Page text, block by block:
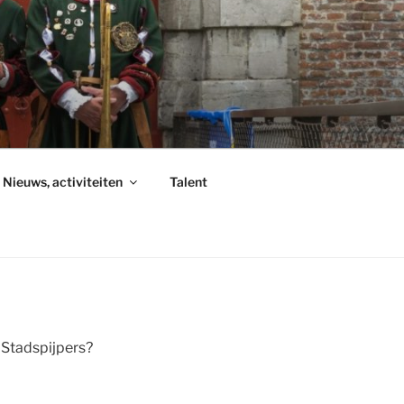
Nieuws, activiteiten Talent